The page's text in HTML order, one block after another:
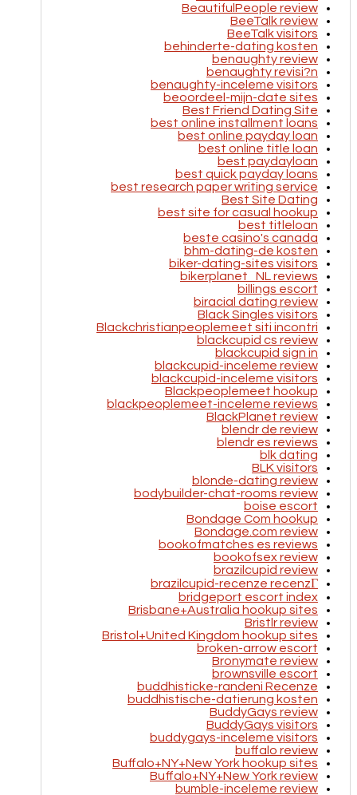
BeautifulPeople review
BeeTalk review
BeeTalk visitors
behinderte-dating kosten
benaughty review
benaughty revisi?n
benaughty-inceleme visitors
beoordeel-mijn-date sites
Best Friend Dating Site
best online installment loans
best online payday loan
best online title loan
best paydayloan
best quick payday loans
best research paper writing service
Best Site Dating
best site for casual hookup
best titleloan
beste casino's canada
bhm-dating-de kosten
biker-dating-sites visitors
bikerplanet_NL reviews
billings escort
biracial dating review
Black Singles visitors
Blackchristianpeoplemeet siti incontri
blackcupid cs review
blackcupid sign in
blackcupid-inceleme review
blackcupid-inceleme visitors
Blackpeoplemeet hookup
blackpeoplemeet-inceleme reviews
BlackPlanet review
blendr de review
blendr es reviews
blk dating
BLK visitors
blonde-dating review
bodybuilder-chat-rooms review
boise escort
Bondage Com hookup
Bondage.com review
bookofmatches es reviews
bookofsex review
brazilcupid review
brazilcupid-recenze recenzГ­
bridgeport escort index
Brisbane+Australia hookup sites
Bristlr review
Bristol+United Kingdom hookup sites
broken-arrow escort
Bronymate review
brownsville escort
buddhisticke-randeni Recenze
buddhistische-datierung kosten
BuddyGays review
BuddyGays visitors
buddygays-inceleme visitors
buffalo review
Buffalo+NY+New York hookup sites
Buffalo+NY+New York review
bumble-inceleme review